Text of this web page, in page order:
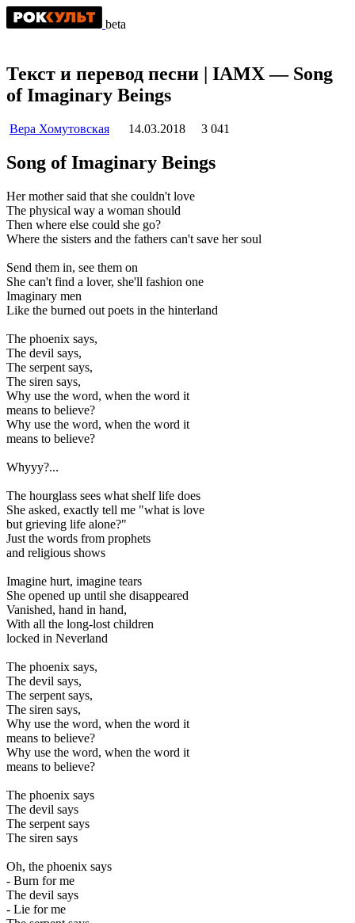
beta
Текст и перевод песни | IAMX — Song
of Imaginary Beings
Вера Хомутовская 14.03.2018 3 041
Song of Imaginary Beings
Her mother said that she couldn't love
The physical way a woman should
Then where else could she go?
Where the sisters and the fathers can't save her soul
Send them in, see them on
She can't find a lover, she'll fashion one
Imaginary men
Like the burned out poets in the hinterland
The phoenix says,
The devil says,
The serpent says,
The siren says,
Why use the word, when the word it
means to believe?
Why use the word, when the word it
means to believe?
Whyyy?...
The hourglass sees what shelf life does
She asked, exactly tell me "what is love
but grieving life alone?"
Just the words from prophets
and religious shows
Imagine hurt, imagine tears
She opened up until she disappeared
Vanished, hand in hand,
With all the long-lost children
locked in Neverland
The phoenix says,
The devil says,
The serpent says,
The siren says,
Why use the word, when the word it
means to believe?
Why use the word, when the word it
means to believe?
The phoenix says
The devil says
The serpent says
The siren says
Oh, the phoenix says
- Burn for me
The devil says
- Lie for me